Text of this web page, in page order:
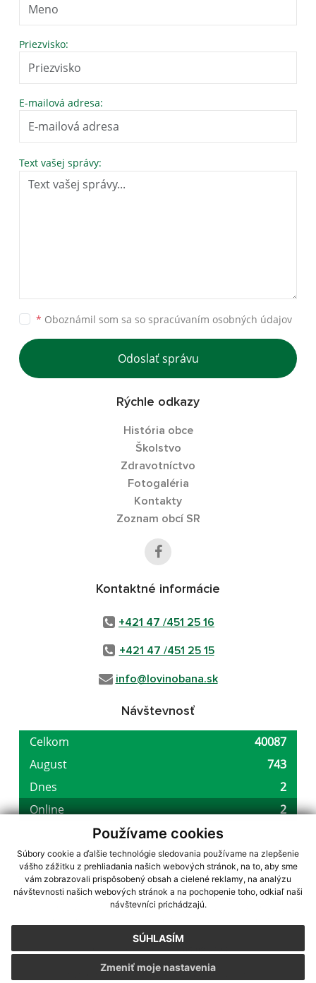
Používame cookies
Súbory cookie a ďalšie technológie sledovania používame na zlepšenie
vášho zážitku z prehliadania našich webových stránok, na to, aby sme
vám zobrazovali prispôsobený obsah a cielené reklamy, na analýzu
návštevnosti našich webových stránok a na pochopenie toho, odkiaľ naši
návštevníci prichádzajú.
SÚHLASÍM
Zmeniť moje nastavenia
Priezvisko:
E-mailová adresa:
Text vašej správy:
* Oboznámil som sa so spracúvaním osobných údajov
Odoslať správu
Rýchle odkazy
História obce
Školstvo
Zdravotníctvo
Fotogaléria
Kontakty
Zoznam obcí SR
Kontaktné informácie
+421 47 /451 25 16
+421 47 /451 25 15
info@lovinobana.sk
Návštevnosť
využite možnosť získavania aktuálnych informácií s využitím RSS
CMS systém (redakčný) systém ECHELON 2,Mapa stránok,web portál
webex.digital, s.r.o.,domény,registrácia domény
Posledná aktualizácia:05.08.2026
Vytlačiť stránku|Vyhlásenie o prístupnosti